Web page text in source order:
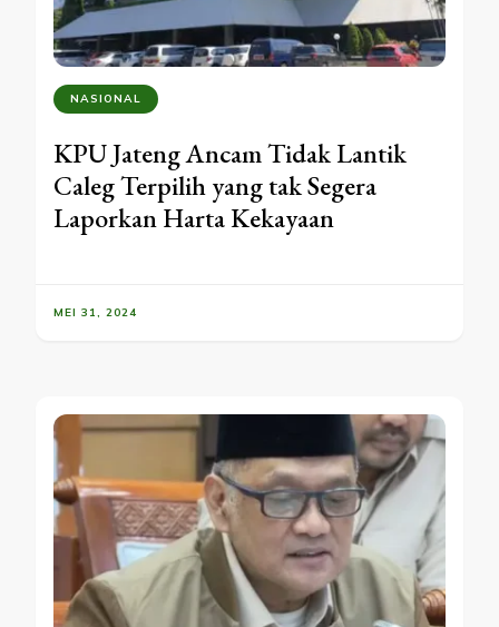
NASIONAL
KPU Jateng Ancam Tidak Lantik
Caleg Terpilih yang tak Segera
Laporkan Harta Kekayaan
MEI 31, 2024